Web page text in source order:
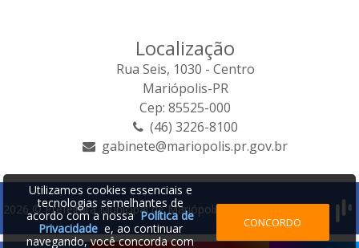
Localização
Rua Seis, 1030 - Centro
Mariópolis-PR
Cep: 85525-000
(46) 3226-8100
gabinete@mariopolis.pr.gov.br
2026 © Prefeitura Municipal de Mariópolis | Desenvolvido por:
Utilizamos cookies essenciais e
tecnologias semelhantes de
acordo com a nossaPolítica de
Privacidadee, ao continuar
navegando, você concorda com
CONCORDO